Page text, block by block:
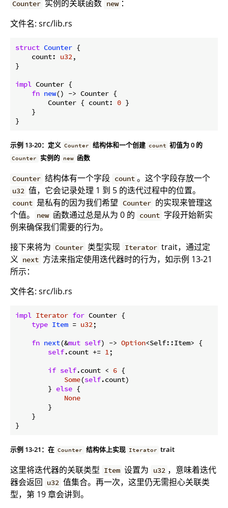
Counter 实例的关联函数 new ：
文件名: src/lib.rs
struct Counter {
    count:
u32,
}
impl Counter {
fn new() -> Counter {
        Counter { count:
0 }
    }
示例 13-20：定义 Counter 结构体和一个创建 count 初值为 0 的
Counter 实例的 new 函数
Counter 结构体有一个字段 count 。这个字段存放一个
u32 值，它会记录处理 1 到 5 的迭代过程中的位置。
count 是私有的因为我们希望 Counter 的实现来管理这
个值。
new 函数通过总是从为 0 的 count 字段开始新实
例来确保我们需要的行为。
接下来将为 Counter 类型实现 Iterator trait，通过定
义 next 方法来指定使用迭代器时的行为，如示例 13-21
所示：
文件名: src/lib.rs
impl Iterator for Counter {
type Item = u32;
fn next(&mut self) -> Option<Self::Item> {
self.count += 1;
if self.count < 6 {
Some(self.count)
        }
else {
None
        }
    }
示例 13-21：在 Counter 结构体上实现 Iterator trait
这里将迭代器的关联类型 Item 设置为 u32 ，意味着迭代
器会返回 u32 值集合。再一次，这里仍无需担心关联类
型，第 19 章会讲到。